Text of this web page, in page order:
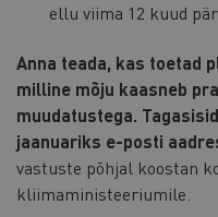
ellu viima 12 kuud
Anna teada, kas toetad
milline mõju kaasneb
muudatustega.
jaanuariks e-posti
vastuste põhjal koostan
kliimaministeeriumile.